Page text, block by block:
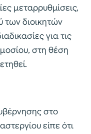
μεταρρυθμίσεις,
των διοικητών
για τις
στη θέση
στο
είπε ότι